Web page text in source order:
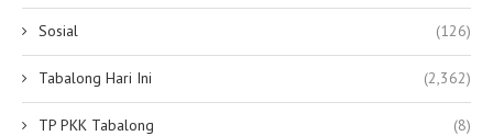
Sosial (126)
Tabalong Hari Ini (2,362)
TP PKK Tabalong (8)